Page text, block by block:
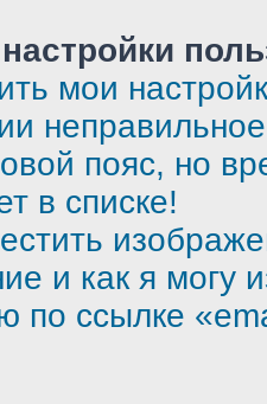
мои
пояс, но
в списке!
и как я могу
по ссылке